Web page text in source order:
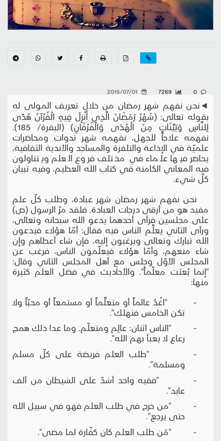
◄نحن نفهم شهر رمضان من خلال تعريف المولى له
بقوله تعالى: (شَهْرُ رَمَضَانَ الَّذِي أُنْزِلَ فِيهِ الْقُرْآنُ هُدًى
لِلنَّاسِ وَبَيِّنَاتٍ مِنَ الْهُدَى وَالْفُرْقَانِ) (البقرة/ 185).
نفهمه علاجاً للجهل، نفهمه شهر ندوات ومحاضرات
علميّة في الإذاعة والتلفزة والمساجد والأندية الثقافية،
يحاضر فيها علماء في مختلف فروع العلم ويتناولون
فيه المعاني الكامنة في كتاب الله العظيم، وفيه تبيان
كلّ شيء.
نحن نفهم شهر رمضان شهر عبادة، وطلب كلّ علم
مفيد هو من أرقى درجات العبادة. فلقد مرّ الرسول (ص)
على مجلسين فرأى أحدهما يدعو الله سبحانه وتعالى،
ورأى الثاني يعلَّم الناس فيه فقال: أمّا هؤلاء فيدعون
الله تبارك وتعالى ويرغبون إليه، فإن شاء أعطاهم وإن
شاء منعهم، وأمّا هؤلاء فيعلّمون الناس، فرغب عن
المجلس الأوّل وجلس مع أهل المجلس الثاني وقال:
"إنما بُعثت معلّماً". والأحاديث في فضل العلم كثيرة
منها:
- "اغْدُ عالماً أو متعلِّماً أو مستمعاً أو محبّاً ولا
تكن الخامس فتهلك".
- "الناس اثنان: عالِم ومتعلّم. وما عدا ذلك همج
رعاع لا يعبأ بهم الله".
- "طلب العلم فريضة على كلّ مسلم
ومسلمة".
- "فقيه واحد أشدّ على الشيطان من ألف
عابد".
- "من خرج في طلب العلم فهو في سبيل الله
حتى يرجع".
- "مَن طلب العلم كان كفّارة لما مضى".